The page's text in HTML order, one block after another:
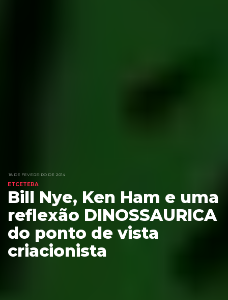
18 DE FEVEREIRO DE 2014
ETCETERA
Bill Nye, Ken Ham e uma
reflexão DINOSSAURICA
do ponto de vista
criacionista